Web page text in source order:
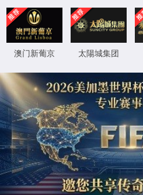
热搜关键词： 十大微量元素肥料厂家
您当前的位置： 首页 荣誉资质
关于我们